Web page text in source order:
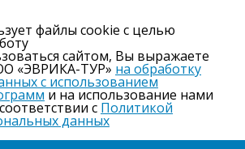
файлы cookie с целью
сайтом, Вы выражаете
«ЭВРИКА-ТУР» на обработку
с использованием
и на использование нами
с Политикой
данных